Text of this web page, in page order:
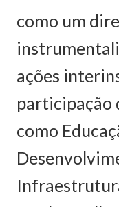
como um
ações
participação
como